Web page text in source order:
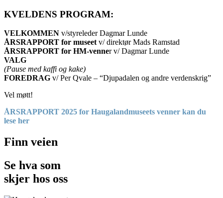
KVELDENS PROGRAM:
VELKOMMEN v/styreleder Dagmar Lunde
ÅRSRAPPORT for museet v/ direktør Mads Ramstad
ÅRSRAPPORT for HM-venner v/ Dagmar Lunde
VALG
(Pause med kaffi og kake)
FOREDRAG v/ Per Qvale – “Djupadalen og andre verdenskrig”
Vel møtt!
ÅRSRAPPORT 2025 for Haugalandmuseets venner kan du
lese her
Finn veien
Se hva som
skjer hos oss